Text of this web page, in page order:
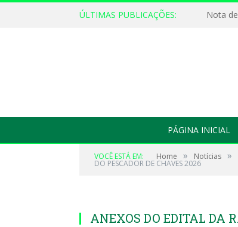
ÚLTIMAS PUBLICAÇÕES: Nota
PÁGINA INICIAL
VOCÊ ESTÁ EM: Home » Notícias »
DO PESCADOR DE CHAVES 2026
ANEXOS DO EDITAL DA